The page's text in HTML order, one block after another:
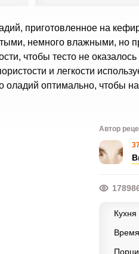
приготовленное на
немного влажными, но
чтобы тесто не
и легкости
оладий оптимально, чтобы
Автор
Кухня
Время